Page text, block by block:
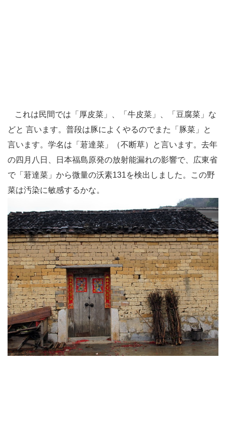
これは民間では「厚皮菜」、「牛皮菜」、「豆腐菜」な
どと 言います。普段は豚によくやるのでまた「豚菜」と
言います。学名は「莙達菜」（不断草）と言います。去年
の四月八日、日本福島原発の放射能漏れの影響で、広東省
で「莙達菜」から微量の沃素131を検出しました。この野
菜は汚染に敏感するかな。